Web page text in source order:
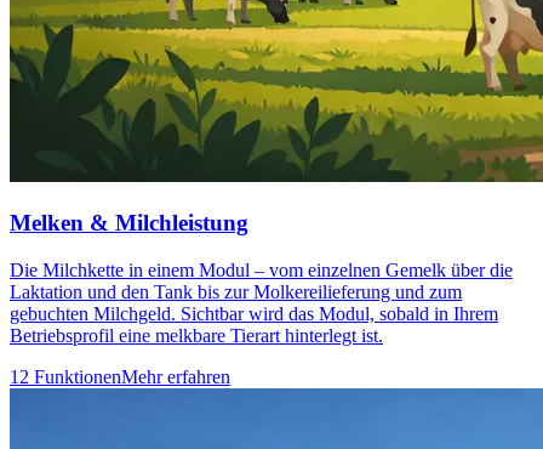
Melken & Milchleistung
Die Milchkette in einem Modul – vom einzelnen Gemelk über die
Laktation und den Tank bis zur Molkereilieferung und zum
gebuchten Milchgeld. Sichtbar wird das Modul, sobald in Ihrem
Betriebsprofil eine melkbare Tierart hinterlegt ist.
12 FunktionenMehr erfahren